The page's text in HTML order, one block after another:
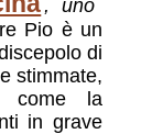
, uno
Pio è un
di
stimmate,
come la
in grave